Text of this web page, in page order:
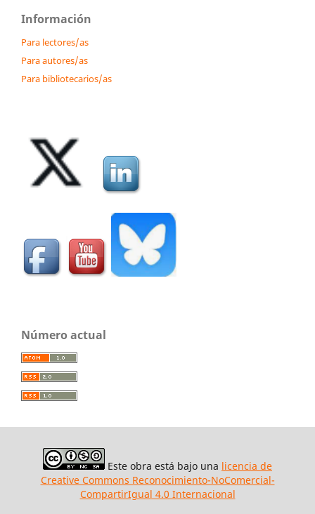
Información
Para lectores/as
Para autores/as
Para bibliotecarios/as
Número actual
Este obra está bajo una licencia de
Creative Commons Reconocimiento-NoComercial-
CompartirIgual 4.0 Internacional